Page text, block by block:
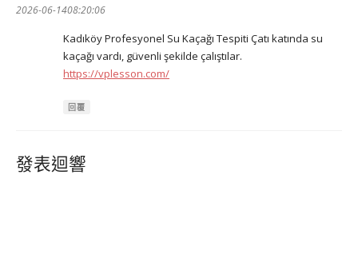
2026-06-1408:20:06
Kadıköy Profesyonel Su Kaçağı Tespiti Çatı katında su
kaçağı vardı, güvenli şekilde çalıştılar.
https://vplesson.com/
回覆
發表迴響